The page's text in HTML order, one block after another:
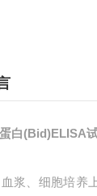
白(Bid)ELISA
浆、细胞培养